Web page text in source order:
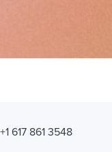
+1 617 861 3548